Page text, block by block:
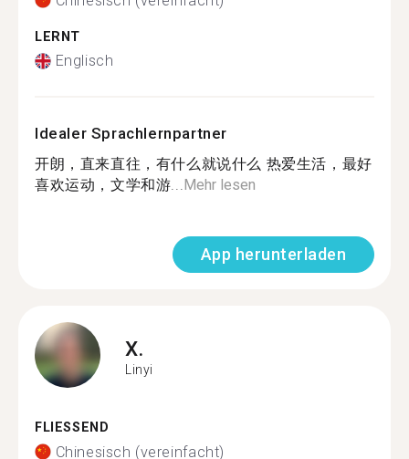
LERNT
Englisch
Idealer Sprachlernpartner
开朗，直来直往，有什么就说什么 热爱生活，最好
喜欢运动，文学和游...Mehr lesen
App herunterladen
X.
Linyi
FLIESSEND
Chinesisch (vereinfacht)